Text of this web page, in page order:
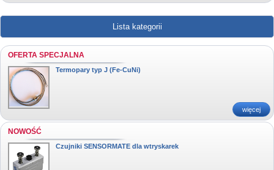
Lista kategorii
OFERTA SPECJALNA
Termopary typ J (Fe-CuNi)
więcej
NOWOŚĆ
Czujniki SENSORMATE dla wtryskarek